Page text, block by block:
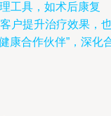
工具，如术后康复
户提升治疗效果，
康合作伙伴”，深化